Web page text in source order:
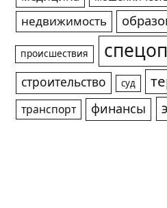
недвижимость
происшествия
строительство суд
транспорт финансы